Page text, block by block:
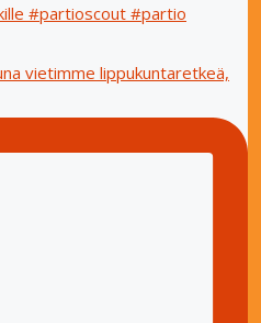
vietimme lippukuntaretkeä,